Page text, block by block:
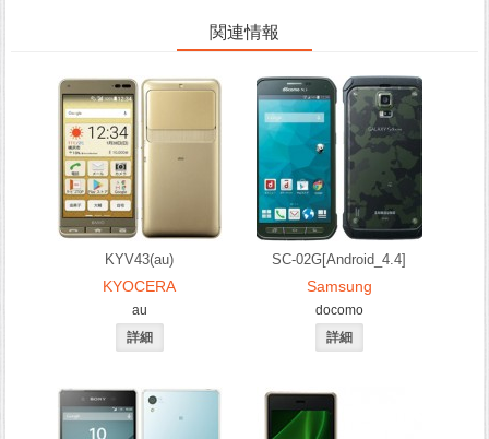
関連情報
KYV43(au)
KYOCERA
au
SC-02G[Android_4.4]
Samsung
docomo